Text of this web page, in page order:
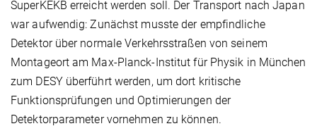
SuperKEKB erreicht werden soll. Der Transport nach Japan
war aufwendig: Zunächst musste der empfindliche
Detektor über normale Verkehrsstraßen von seinem
Montageort am Max-Planck-Institut für Physik in München
zum DESY überführt werden, um dort kritische
Funktionsprüfungen und Optimierungen der
Detektorparameter vornehmen zu können.